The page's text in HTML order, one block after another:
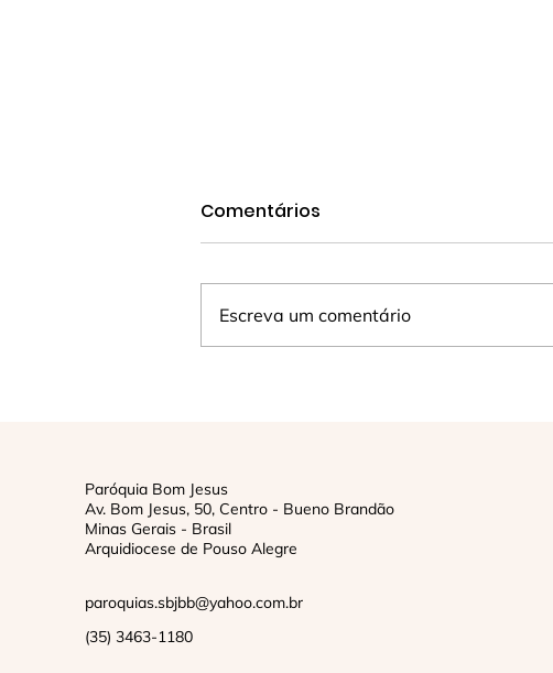
Comentários
Escreva um comentário
Paróquia Bom Jesus
Av. Bom Jesus, 50, Centro - Bueno Brandão
Minas Gerais - Brasil
Arquidiocese de Pouso Alegre
paroquias.sbjbb@yahoo.com.br
(35) 3463-1180